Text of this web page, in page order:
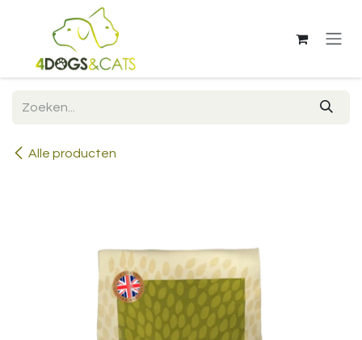
Overslaan naar inhoud
Alle producten